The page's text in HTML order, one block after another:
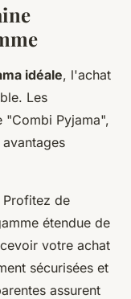
idéale, l'achat
Les
"Combi Pyjama",
Profitez de
étendue de
votre achat
sécurisées et
assurent